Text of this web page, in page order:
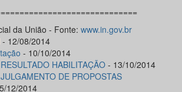
da União - Fonte: www.in.gov.br
- 12/08/2014
- 10/10/2014
HABILITAÇÃO - 13/10/2014
DE PROPOSTAS
12/2014